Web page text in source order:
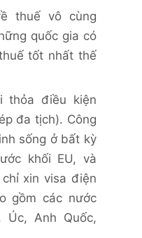
thuế vô cùng
quốc gia có
tốt nhất thế
thỏa điều kiện
đa tịch). Công
sống ở bất kỳ
khối EU, và
xin visa điện
gồm các nước
Úc, Anh Quốc,